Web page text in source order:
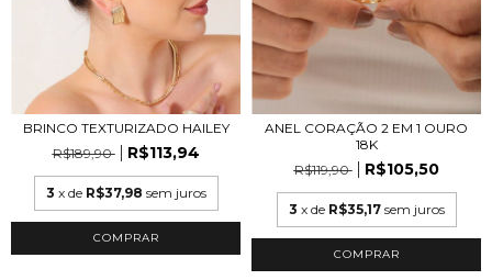
BRINCO TEXTURIZADO HAILEY
R$189,90
R$113,94
3 x de R$37,98 sem juros
COMPRAR
ANEL CORAÇÃO 2 EM 1 OURO
18K
R$119,90
R$105,50
3 x de R$35,17 sem juros
COMPRAR